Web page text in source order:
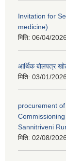
Invitation for
medicine)
मिति: 06/04/
आर्थिक बोलपत्र
मिति: 03/01/
procurement
Sannitriveni
मिति: 02/08/